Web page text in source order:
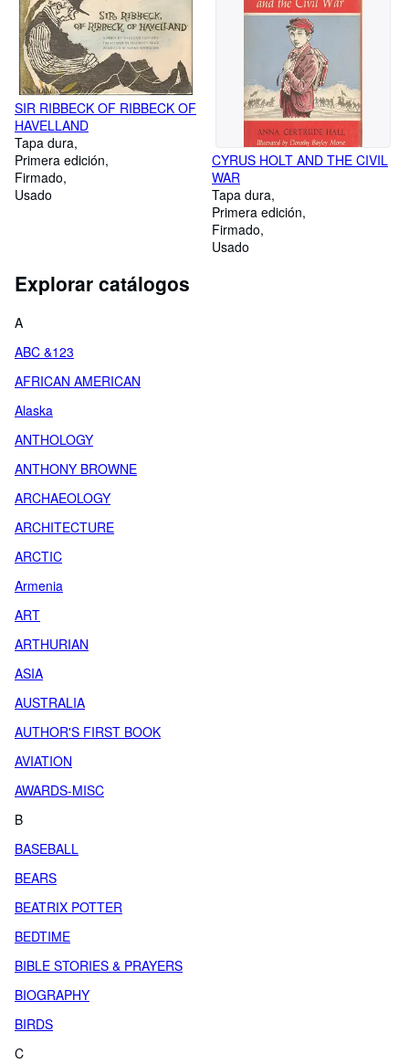
SIR RIBBECK OF RIBBECK OF
HAVELLAND
Tapa dura
Primera edición
Firmado
Usado
CYRUS HOLT AND THE CIVIL
WAR
Tapa dura
Primera edición
Firmado
Usado
Explorar catálogos
A
ABC &123
AFRICAN AMERICAN
Alaska
ANTHOLOGY
ANTHONY BROWNE
ARCHAEOLOGY
ARCHITECTURE
ARCTIC
Armenia
ART
ARTHURIAN
ASIA
AUSTRALIA
AUTHOR'S FIRST BOOK
AVIATION
AWARDS-MISC
B
BASEBALL
BEARS
BEATRIX POTTER
BEDTIME
BIBLE STORIES & PRAYERS
BIOGRAPHY
BIRDS
C